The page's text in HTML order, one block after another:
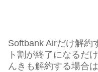
Softbank Airだけ解約
ト割が終了になるだ
んきも解約する場合